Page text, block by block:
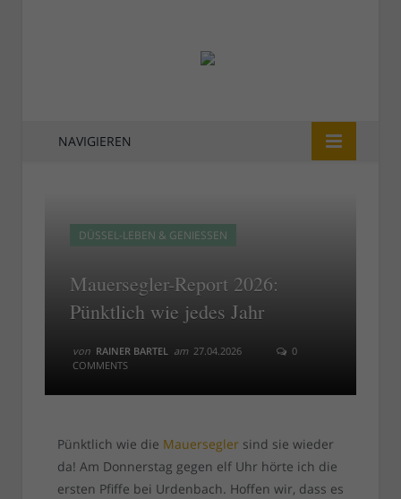
NAVIGIEREN
DÜSSEL-LEBEN & GENIESSEN
Mauersegler-Report 2026:
Pünktlich wie jedes Jahr
von RAINER BARTEL am 27.04.2026
0
COMMENTS
Pünktlich wie die Mauerseglersind sie wieder
da! Am Donnerstag gegen elf Uhr hörte ich die
ersten Pfiffe bei Urdenbach. Hoffen wir, dass es